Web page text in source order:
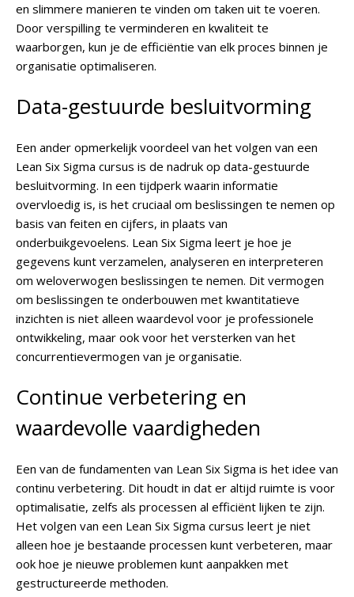
en slimmere manieren te vinden om taken uit te voeren.
Door verspilling te verminderen en kwaliteit te
waarborgen, kun je de efficiëntie van elk proces binnen je
organisatie optimaliseren.
Data-gestuurde besluitvorming
Een ander opmerkelijk voordeel van het volgen van een
Lean Six Sigma cursus is de nadruk op data-gestuurde
besluitvorming. In een tijdperk waarin informatie
overvloedig is, is het cruciaal om beslissingen te nemen op
basis van feiten en cijfers, in plaats van
onderbuikgevoelens. Lean Six Sigma leert je hoe je
gegevens kunt verzamelen, analyseren en interpreteren
om weloverwogen beslissingen te nemen. Dit vermogen
om beslissingen te onderbouwen met kwantitatieve
inzichten is niet alleen waardevol voor je professionele
ontwikkeling, maar ook voor het versterken van het
concurrentievermogen van je organisatie.
Continue verbetering en
waardevolle vaardigheden
Een van de fundamenten van Lean Six Sigma is het idee van
continu verbetering. Dit houdt in dat er altijd ruimte is voor
optimalisatie, zelfs als processen al efficiënt lijken te zijn.
Het volgen van een Lean Six Sigma cursus leert je niet
alleen hoe je bestaande processen kunt verbeteren, maar
ook hoe je nieuwe problemen kunt aanpakken met
gestructureerde methoden.